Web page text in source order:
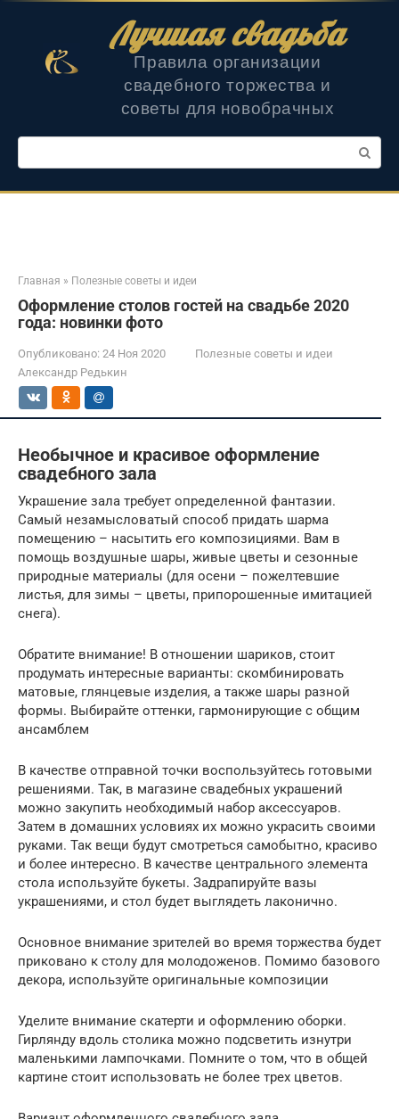
Лучшая свадьба
Правила организации
свадебного торжества и
советы для новобрачных
Поиск:
Главная » Полезные советы и идеи
Оформление столов гостей на свадьбе 2020
года: новинки фото
Опубликовано: 24 Ноя 2020
Полезные советы и идеи
Александр Редькин
Необычное и красивое оформление
свадебного зала
Украшение зала требует определенной фантазии.
Самый незамысловатый способ придать шарма
помещению – насытить его композициями. Вам в
помощь воздушные шары, живые цветы и сезонные
природные материалы (для осени – пожелтевшие
листья, для зимы – цветы, припорошенные имитацией
снега).
Обратите внимание! В отношении шариков, стоит
продумать интересные варианты: скомбинировать
матовые, глянцевые изделия, а также шары разной
формы. Выбирайте оттенки, гармонирующие с общим
ансамблем
В качестве отправной точки воспользуйтесь готовыми
решениями. Так, в магазине свадебных украшений
можно закупить необходимый набор аксессуаров.
Затем в домашних условиях их можно украсить своими
руками. Так вещи будут смотреться самобытно, красиво
и более интересно. В качестве центрального элемента
стола используйте букеты. Задрапируйте вазы
украшениями, и стол будет выглядеть лаконично.
Основное внимание зрителей во время торжества будет
приковано к столу для молодоженов. Помимо базового
декора, используйте оригинальные композиции
Уделите внимание скатерти и оформлению оборки.
Гирлянду вдоль столика можно подсветить изнутри
маленькими лампочками. Помните о том, что в общей
картине стоит использовать не более трех цветов.